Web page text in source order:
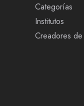
Categorías
Institutos
Creadores